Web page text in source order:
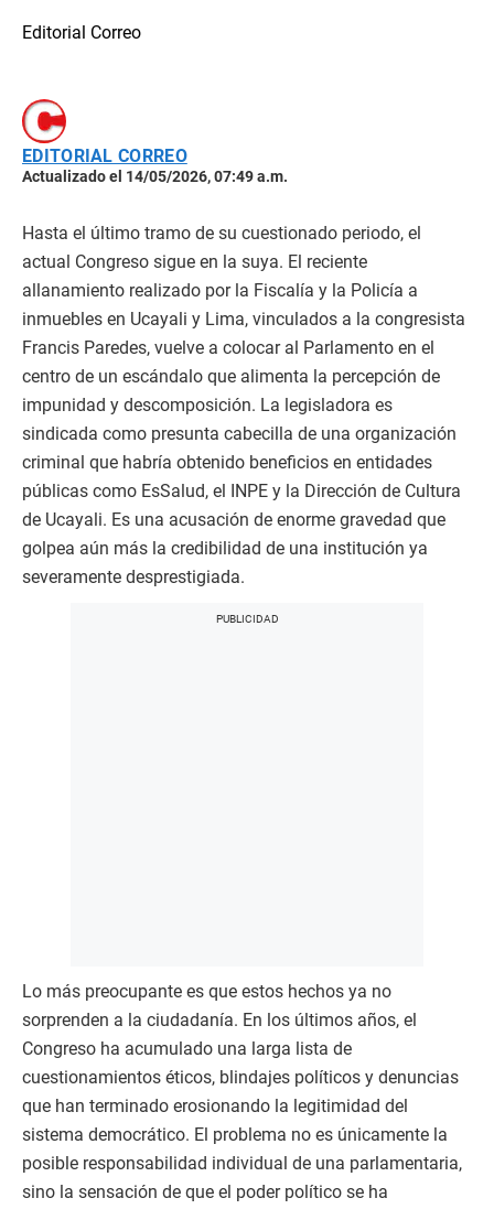
Editorial Correo
EDITORIAL CORREO
Actualizado el 14/05/2026, 07:49 a.m.
Hasta el último tramo de su cuestionado periodo, el
actual Congreso sigue en la suya. El reciente
allanamiento realizado por la Fiscalía y la Policía a
inmuebles en Ucayali y Lima, vinculados a la congresista
Francis Paredes, vuelve a colocar al Parlamento en el
centro de un escándalo que alimenta la percepción de
impunidad y descomposición. La legisladora es
sindicada como presunta cabecilla de una organización
criminal que habría obtenido beneficios en entidades
públicas como EsSalud, el INPE y la Dirección de Cultura
de Ucayali. Es una acusación de enorme gravedad que
golpea aún más la credibilidad de una institución ya
severamente desprestigiada.
Lo más preocupante es que estos hechos ya no
sorprenden a la ciudadanía. En los últimos años, el
Congreso ha acumulado una larga lista de
cuestionamientos éticos, blindajes políticos y denuncias
que han terminado erosionando la legitimidad del
sistema democrático. El problema no es únicamente la
posible responsabilidad individual de una parlamentaria,
sino la sensación de que el poder político se ha